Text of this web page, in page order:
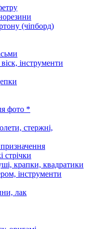
(чіпборд)
інструменти
фото *
стержні,
стрічки
крапки, квадратики
інструменти
лак